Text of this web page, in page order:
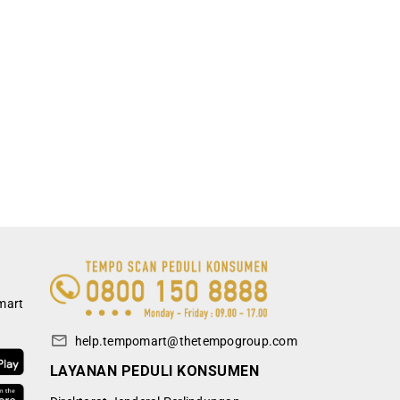
help.tempomart@thetempogroup.com
LAYANAN PEDULI KONSUMEN